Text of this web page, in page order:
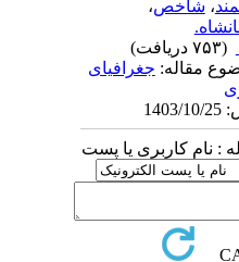
، شاخص،
(۷۵۳ دریافت)
مقاله: جغرافیای
: نام کاربری یا پست